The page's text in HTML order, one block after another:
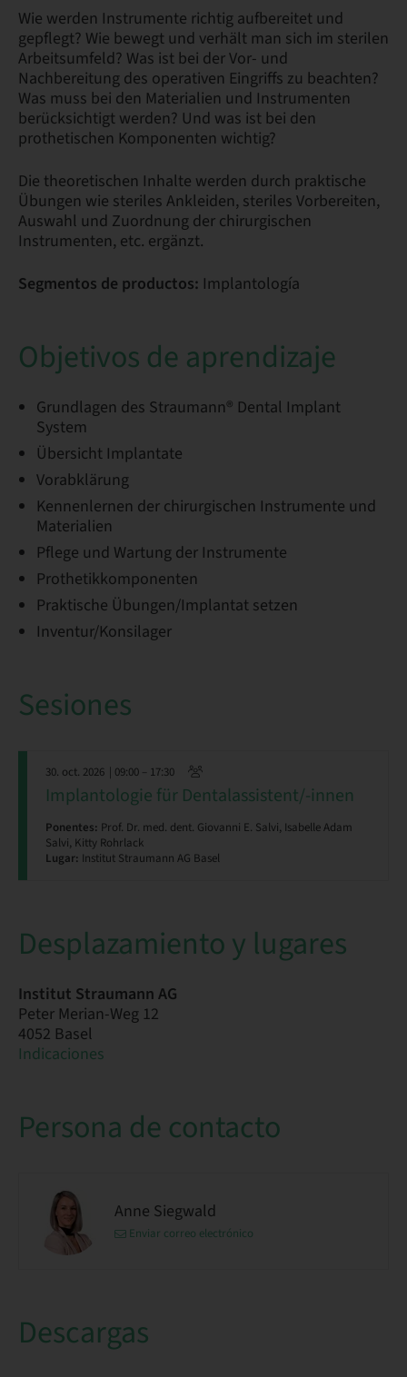
Wie werden Instrumente richtig aufbereitet und
gepflegt? Wie bewegt und verhält man sich im sterilen
Arbeitsumfeld? Was ist bei der Vor- und
Nachbereitung des operativen Eingriffs zu beachten?
Was muss bei den Materialien und Instrumenten
berücksichtigt werden? Und was ist bei den
prothetischen Komponenten wichtig?
Die theoretischen Inhalte werden durch praktische
Übungen wie steriles Ankleiden, steriles Vorbereiten,
Auswahl und Zuordnung der chirurgischen
Instrumenten, etc. ergänzt.
Segmentos de productos: Implantología
Objetivos de aprendizaje
Grundlagen des Straumann® Dental Implant
System
Übersicht Implantate
Vorabklärung
Kennenlernen der chirurgischen Instrumente und
Materialien
Pflege und Wartung der Instrumente
Prothetikkomponenten
Praktische Übungen/Implantat setzen
Inventur/Konsilager
Sesiones
30. oct. 2026 | 09:00 – 17:30
Implantologie für Dentalassistent/-innen
Ponentes: Prof. Dr. med. dent. Giovanni E. Salvi, Isabelle Adam
Salvi, Kitty Rohrlack
Lugar: Institut Straumann AG Basel
Desplazamiento y lugares
Institut Straumann AG
Peter Merian-Weg 12
4052 Basel
Indicaciones
Persona de contacto
Anne Siegwald
Enviar correo electrónico
Descargas